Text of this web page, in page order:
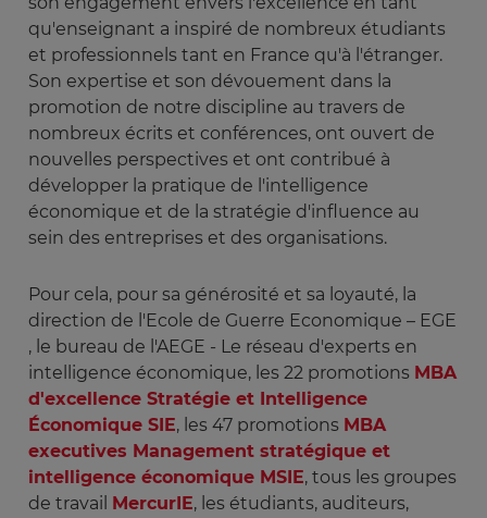
qu'enseignant a inspiré de nombreux étudiants
et professionnels tant en France qu'à l'étranger.
Son expertise et son dévouement dans la
promotion de notre discipline au travers de
nombreux écrits et conférences, ont ouvert de
nouvelles perspectives et ont contribué à
développer la pratique de l'intelligence
économique et de la stratégie d'influence au
sein des entreprises et des organisations.
Pour cela, pour sa générosité et sa loyauté, la
direction de l'Ecole de Guerre Economique – EGE
, le bureau de l'AEGE - Le réseau d'experts en
intelligence économique, les 22 promotions MBA
d'excellence Stratégie et Intelligence
Économique SIE, les 47 promotions MBA
executives Management stratégique et
intelligence économique MSIE, tous les groupes
de travail MercurIE, les étudiants, auditeurs,